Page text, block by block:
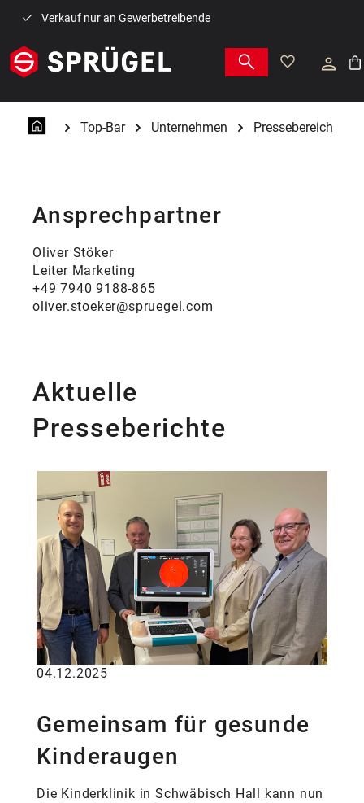
Zum Hauptinhalt springen
Verkauf nur an Gewerbetreibende
Top-Bar Unternehmen Pressebereich
Ansprechpartner
Oliver Stöker
Leiter Marketing
+49 7940 9188-865
oliver.stoeker@spruegel.com
Aktuelle
Presseberichte
04.12.2025
Gemeinsam für gesunde
Kinderaugen
Die Kinderklinik in Schwäbisch Hall kann nun